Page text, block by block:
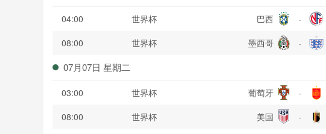
04:00 世界杯 巴西 -
08:00
世界杯 墨西哥 -
07月07日 星期二
03:00 世界杯 葡萄牙 -
08:00
世界杯 美国 -